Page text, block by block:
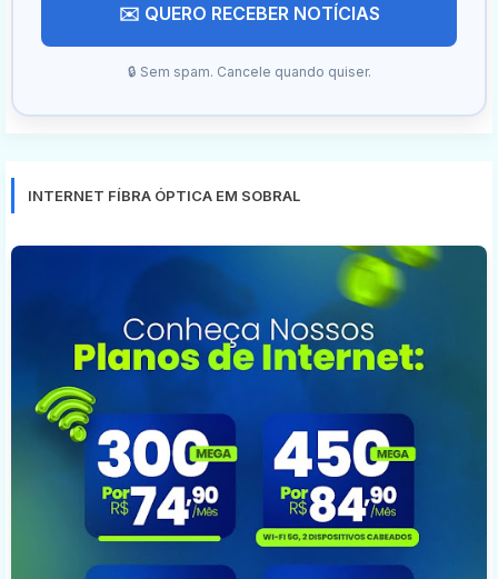
✉️ QUERO RECEBER NOTÍCIAS
🔒 Sem spam. Cancele quando quiser.
INTERNET FÍBRA ÓPTICA EM SOBRAL